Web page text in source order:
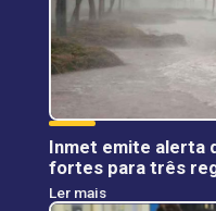
Inmet emite alerta
fortes para três
Ler mais